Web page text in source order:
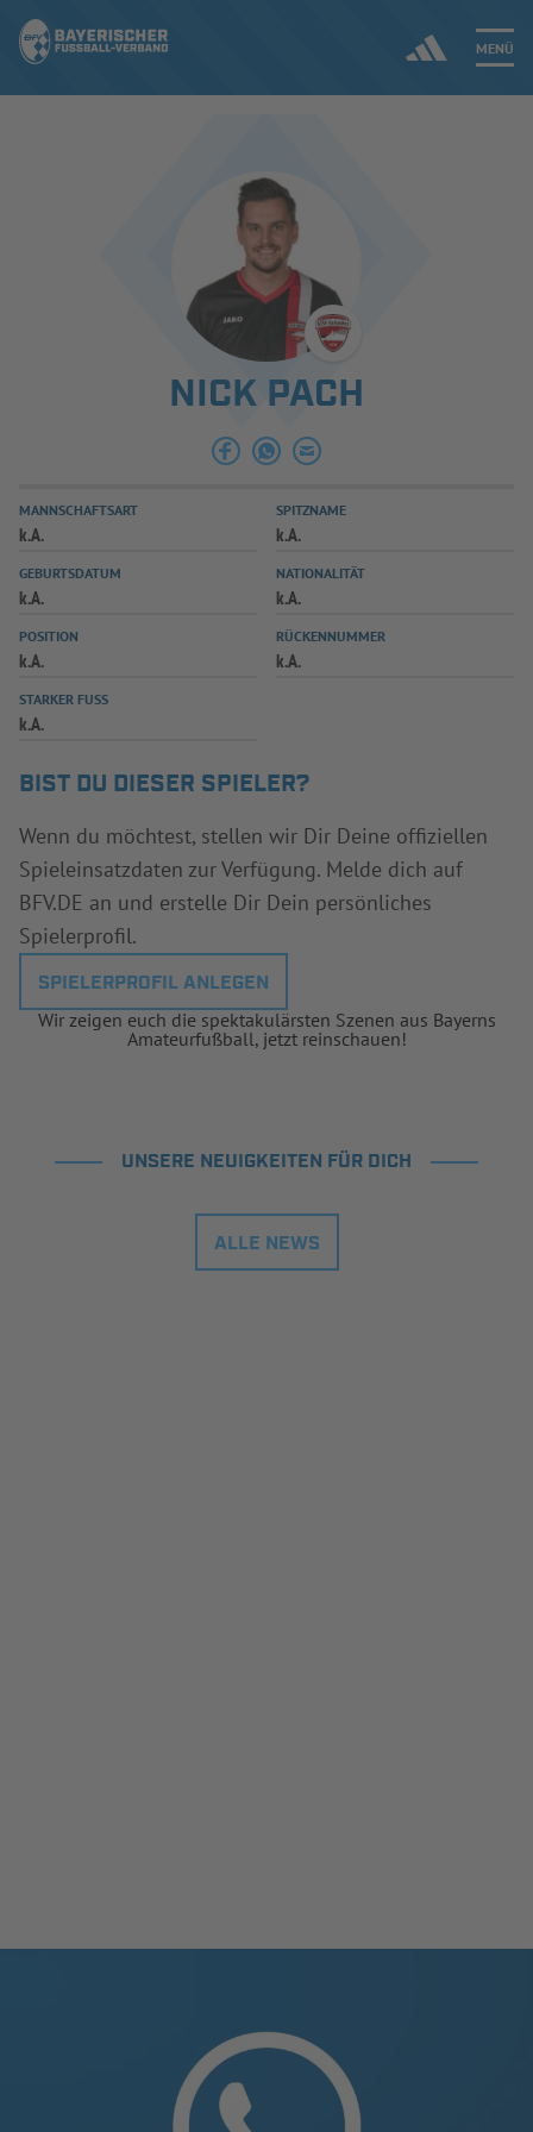
MENÜ
ERGEBNISSE & WETTBEWERBE
SPIELBETRIEB & VERBANDSLEBEN
AUSBILDUNG & FÖRDERUNG
SPIELPLUS
NICK PACH
MANNSCHAFTSART
k.A.
SPITZNAME
k.A.
GEBURTSDATUM
k.A.
NATIONALITÄT
k.A.
POSITION
k.A.
RÜCKENNUMMER
k.A.
STARKER FUSS
k.A.
BIST DU DIESER SPIELER?
Wenn du möchtest, stellen wir Dir Deine offiziellen
Spieleinsatzdaten zur Verfügung. Melde dich auf
BFV.DE an und erstelle Dir Dein persönliches
Spielerprofil.
SPIELERPROFIL ANLEGEN
Wir zeigen euch die spektakulärsten Szenen aus Bayerns
Amateurfußball, jetzt reinschauen!
UNSERE NEUIGKEITEN FÜR DICH
ALLE NEWS